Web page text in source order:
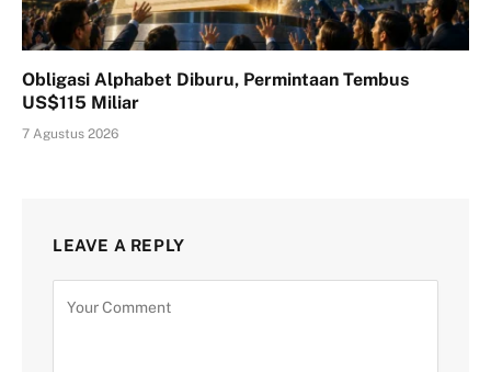
Obligasi Alphabet Diburu, Permintaan Tembus
US$115 Miliar
7 Agustus 2026
LEAVE A REPLY